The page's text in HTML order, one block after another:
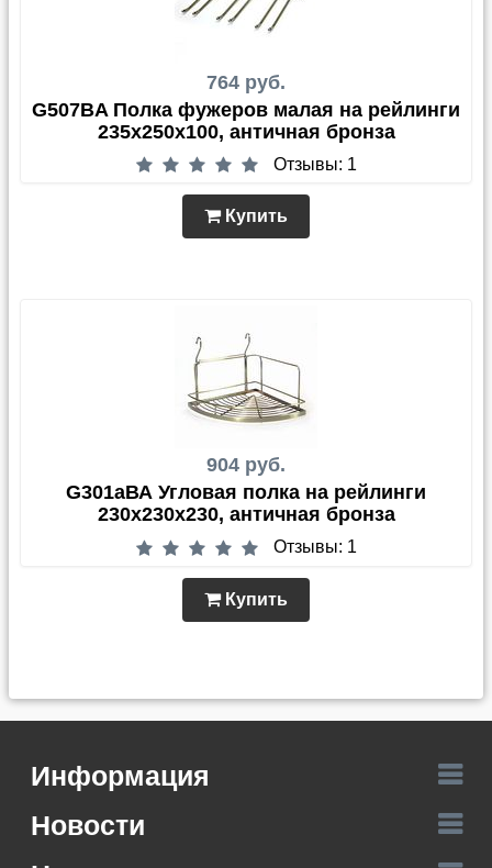
764 руб.
G507BA Полка фужеров малая на рейлинги
235х250х100, античная бронза
Отзывы: 1
Купить
904 руб.
G301aВА Угловая полка на рейлинги
230x230x230, античная бронза
Отзывы: 1
Купить
Информация
Новости